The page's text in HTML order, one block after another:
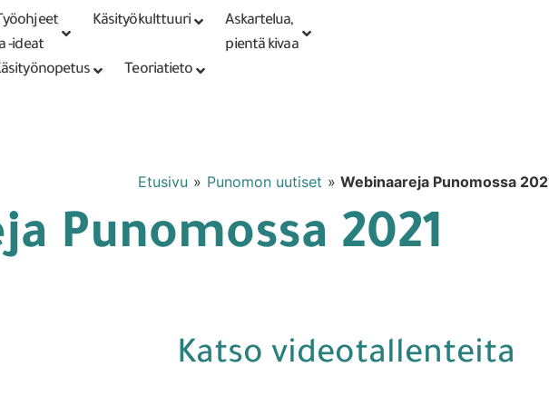
Tarkennettu PunomoputiikkiKirjaudu tai
rekisteröidy
-ideat
Käsityökulttuuri
Askartelua,
pientä kivaa
Teoriatieto
Etusivu » Punomon uutiset » Webinaareja Punomossa
Punomossa 2021
Katso videotallenteita